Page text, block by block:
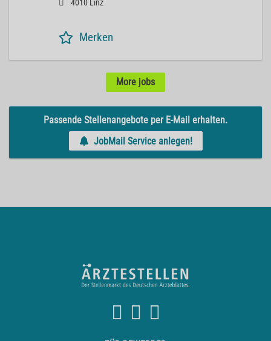
4010 Linz
Merken
More jobs
Passende Stellenangebote per E-Mail erhalten.
JobMail Service anlegen!